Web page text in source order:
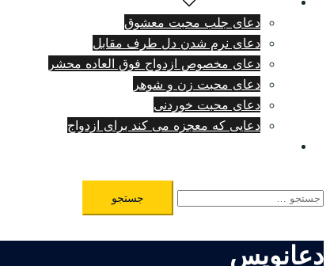
دعای جلب محبت معشوق
دعای نرم شدن دل طرف مقابل
دعای مخصوص ازدواج فوق العاده محشر
دعای محبت زن و شوهر
دعای محبت خوردنی
دعایی که معجزه می کند برای ازدواج
جستجو
برای:
دعانویس